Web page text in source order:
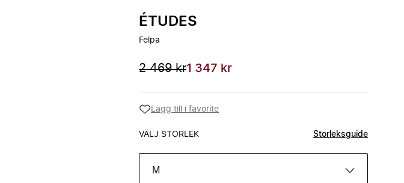
ÉTUDES
Felpa
2 469 kr1 347 kr
Lägg till i favorite
VÄLJ STORLEK Storleksguide
M